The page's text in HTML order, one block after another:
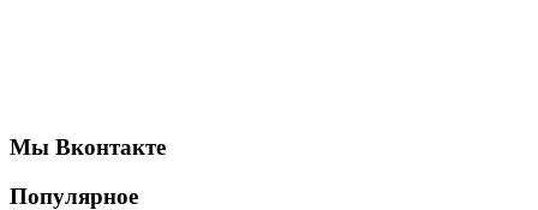
Мы Вконтакте
Популярное